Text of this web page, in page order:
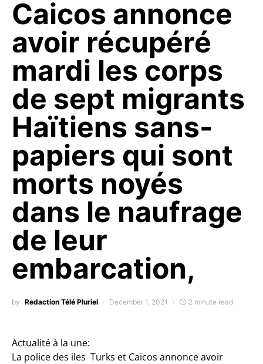
Caicos annonce
avoir récupéré
mardi les corps
de sept migrants
Haïtiens sans-
papiers qui sont
morts noyés
dans le naufrage
de leur
embarcation,
by Redaction Télé Pluriel December 1, 2021 2 minute read
Actualité à la une:
La police des iles Turks et Caicos annonce avoir